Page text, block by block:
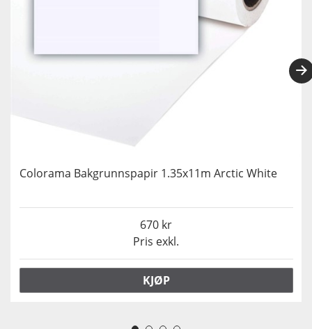
Colorama Bakgrunnspapir 1.35x11m Arctic White
Pris exkl.
670
KJØP